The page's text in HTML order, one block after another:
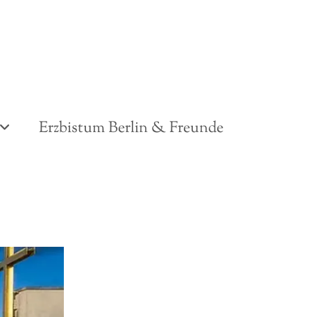
Erzbistum Berlin & Freunde